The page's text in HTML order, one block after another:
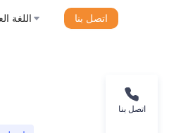
اللغة اتصل بنا
اتصل بنا